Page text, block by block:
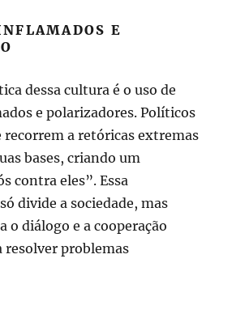
E
dessa cultura é o uso de
e polarizadores. Políticos
a retóricas extremas
bases, criando um
contra eles”. Essa
divide a sociedade, mas
diálogo e a cooperação
resolver problemas